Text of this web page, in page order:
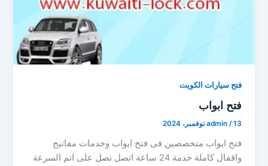
فتح سيارات الكويت
فتح ابواب
admin /13 نوفمبر، 2024
فتح ابواب متخصصين فى فتح ابواب وخدمات مفاتيح
واقفال كاملة خدمة 24 ساعة اتصل نصل على اتم السرعة